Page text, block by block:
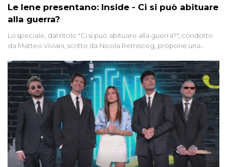
Le Iene presentano: Inside - Ci si può abituare
alla guerra?
Lo speciale, dal titolo "Ci si può abituare alla guerra?", condotto
da Matteo Viviani, scritto da Nicola Remisceg, propone una
di settore - su quanto la guerra sia diventata una realtà pervasiva.
Anche se l'Italia non è direttamente coinvolta in conflitti armati, il
contesto globale rende impossibile considerarla un fenomeno
lontano.